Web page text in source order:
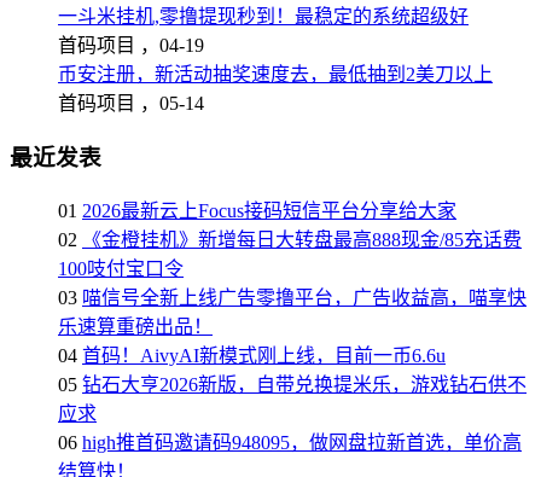
一斗米挂机,零撸提现秒到！最稳定的系统超级好
首码项目 ， 04-19
币安注册，新活动抽奖速度去，最低抽到2美刀以上
首码项目 ， 05-14
最近发表
01 2026最新云上Focus接码短信平台分享给大家
02
《金橙挂机》新增每日大转盘最高888现金/85充话费
100吱付宝口令
03 喵信号全新上线广告零撸平台，广告收益高，喵享快
乐速算重磅出品！
04 首码！AivyAI新模式刚上线，目前一币6.6u
05 钻石大亨2026新版，自带兑换提米乐，游戏钻石供不
应求
06 high推首码邀请码948095，做网盘拉新首选，单价高
结算快！